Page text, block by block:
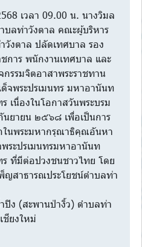
เวลา 09.00 น. นางวิมล
บลท่าวังตาล คณะผู้บริหาร
งตาล ปลัดเทศบาล รอง
การ พนักงานเทศบาล และ
รรมจิตอาสาพระราชทาน
ด็จพระปรเมนทร มหาอานันท
เนื่องในโอกาสวันพระบรม
ยายน ๒๕๖๘ เพื่อเป็นการ
ในพระมหากรุณาธิคุณอันหา
ระปรเมนทรมหาอานันท
ที่มีต่อปวงชนชาวไทย โดย
ญสาธารณประโยชน์ตำบลท่า
ปิง (สะพานป่างิ้ว) ตำบลท่า
ชียงใหม่